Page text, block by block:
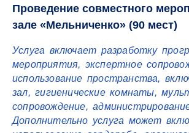
Проведение совместного
зале «Мельниченко» (90 мест)
Услуга включает разработку
мероприятия, экспертное
использование пространства,
зал, гигиенические комнаты,
сопровождение,
Дополнительно услуга может